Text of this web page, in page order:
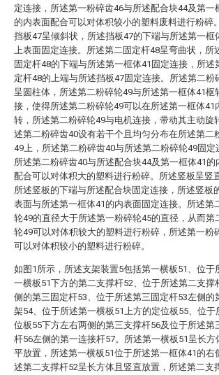
定连接，所述第一粉碎齿46与所述配合块44及第一
的内表面配合可以对体积较小的塑料废料进行粉碎
挡板47呈倾斜状，所述挡板47的下端与所述第一框
上表面固定连接。所述第二固定杆48呈弯曲状，所
固定杆48的下端与所述第一框体41固定连接，所述
定杆48的上端与所述挡板47固定连接。所述第二粉
呈圆柱体，所述第二粉碎轮49与所述第一框体41枢
接，使得所述第二粉碎轮49可以在所述第一框体41
转，所述第二粉碎轮49与电机连接，带动其主动旋
述第二粉碎齿40设有若干个且均匀分布在所述第二
49上，所述第二粉碎齿40与所述第二粉碎轮49固定
所述第二粉碎齿40与所述配合块44及第一框体41的
配合可以对体积大的塑料进行粉碎。所述竖板呈竖
所述竖板的下端与所述配合块固定连接，所述竖板
表面与所述第一框体41的内表面固定连接。所述第
轮49的直径大于所述第一粉碎轮45的直径，从而第
轮49可以对体积较大的塑料进行粉碎，所述第一粉
可以对体积较小的塑料进行粉碎。
如图1所示，所述支架装置5包括第一横板51、位于
一横板51下方的第二支撑杆52、位于所述第二支撑
侧的第三固定杆53、位于所述第三固定杆53左侧的
架54、位于所述第一横板51上方的定位板55、位于
位板55下方左右两侧的第三支撑杆56及位于所述第
杆56左侧的第一连接杆57。所述第一横板51呈长方
平放置，所述第一横板51位于所述第一框体41的右
述第二支撑杆52呈长方体且竖直放置，所述第二支